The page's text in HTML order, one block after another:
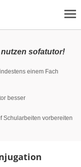
sofatutor!
einem Fach
besser
Schularbeiten vorbereiten